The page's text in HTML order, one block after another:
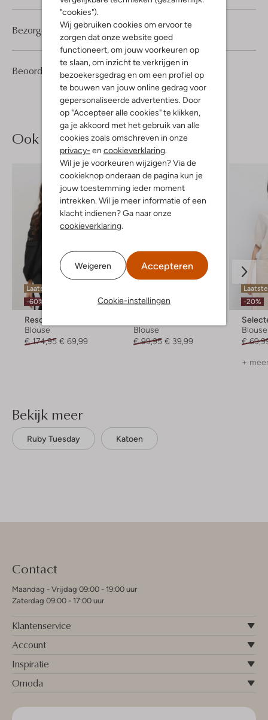
"cookies").
Wij gebruiken cookies om ervoor te
zorgen dat onze website goed
functioneert, om jouw voorkeuren op
te slaan, om inzicht te verkrijgen in
bezoekersgedrag en om een profiel op
te bouwen van jouw online gedrag voor
gepersonaliseerde advertenties. Door
op "Accepteer alle cookies" te klikken,
ga je akkoord met het gebruik van alle
cookies zoals omschreven in onze
privacy- en cookieverklaring.
Wil je je voorkeuren wijzigen? Via de
cookieknop onderaan de pagina kun je
jouw toestemming ieder moment
intrekken. Wil je meer informatie of een
klacht indienen? Ga naar onze
cookieverklaring.
Weigeren Accepteren
Cookie-instellingen
Beoordelingen (1) 5/5
1
5
Sterren
Bezorgen & retourneren
Ook iets voor jou?
Laatste maten
-60%
Resort Finest
Blouse
€ 174,95 € 69,99
-60%
Blouse
€ 99,95 € 39,99
-20%
Blouse
€
+
Bekijk meer
Ruby Tuesday Katoen
Contact
Maandag - Vrijdag 09:00 - 19:00 uur
Zaterdag 09:00 - 17:00 uur
Klantenservice
Account
Inspiratie
Omoda